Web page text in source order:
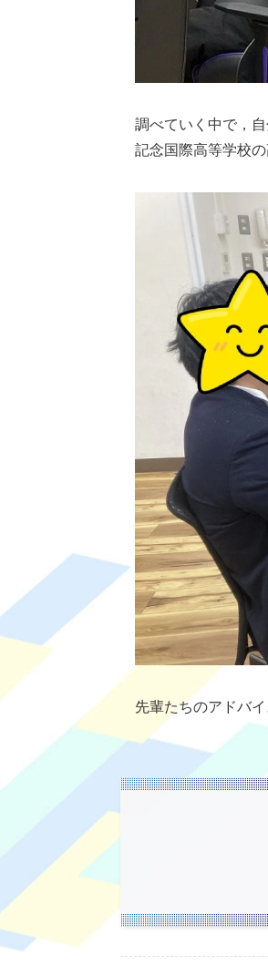
調べていく中で，
記念国際高等学校
先輩たちのアドバ